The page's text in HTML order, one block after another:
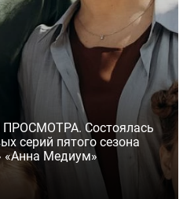
Состоялась
серий пятого сезона
«Анна Медиум»